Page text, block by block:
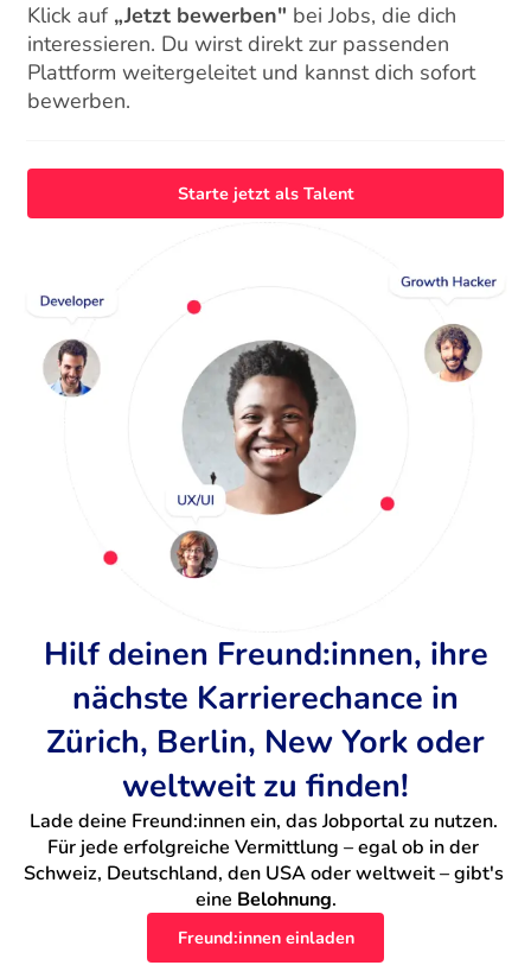
Klick auf „Jetzt bewerben" bei Jobs, die dich
interessieren. Du wirst direkt zur passenden
Plattform weitergeleitet und kannst dich sofort
bewerben.
Starte jetzt als Talent
Hilf deinen Freund:innen, ihre
nächste Karrierechance in
Zürich, Berlin, New York oder
weltweit zu finden!
Lade deine Freund:innen ein, das Jobportal zu nutzen.
Für jede erfolgreiche Vermittlung – egal ob in der
Schweiz, Deutschland, den USA oder weltweit – gibt's
eine Belohnung.
Freund:innen einladen